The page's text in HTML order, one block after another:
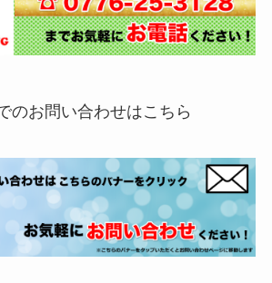
のお問い合わせはこちら